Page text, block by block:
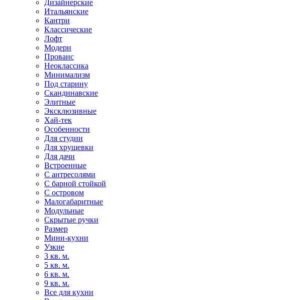
Дизайнерские
Итальянские
Кантри
Классические
Лофт
Модерн
Прованс
Неоклассика
Минимализм
Под старину
Скандинавские
Элитные
Эксклюзивные
Хай-тек
Особенности
Для студии
Для хрущевки
Для дачи
Встроенные
С антресолями
С барной стойкой
С островом
Малогабаритные
Модульные
Скрытые ручки
Размер
Мини-кухни
Узкие
3 кв. м.
5 кв. м.
6 кв. м.
9 кв. м.
Все для кухни